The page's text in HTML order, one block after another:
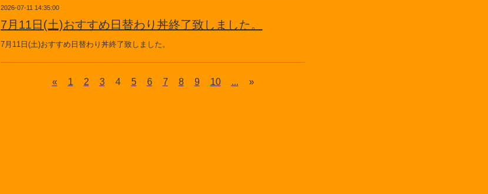
2026-07-11 14:35:00
7月11日(土)おすすめ日替わり丼終了致しました。
7月11日(土)おすすめ日替わり丼終了致しました。
« 1 2 3 4 5 6 7 8 9 10 ... »